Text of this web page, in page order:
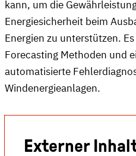
kann, um die
Energiesicherheit beim
Energien zu unterstützen.
Forecasting Methoden und
automatisierte
Windenergieanlagen.
Externer